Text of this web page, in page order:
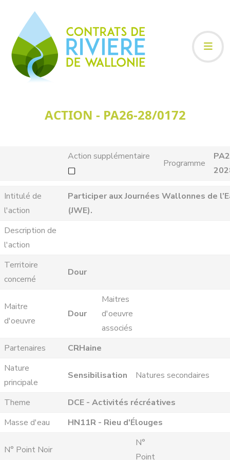
ACTION - PA26-28/0172
Action supplémentaire
Programme
Intitulé de
l'action
Participer aux Journées Wallonnes de
(JWE).
Description de
l'action
Territoire
concerné
Dour
Maitre
d'oeuvre
Dour
Maitres
d'oeuvre
associés
Partenaires
CRHaine
Nature
principale
Sensibilisation Natures secondaires
Theme
DCE - Activités récréatives
Masse d'eau
HN11R - Rieu d'Élouges
N° Point Noir
N°
Point